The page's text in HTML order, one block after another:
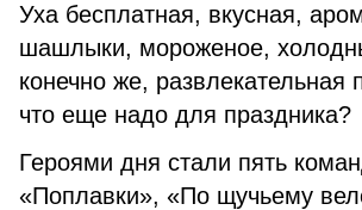
Уха бесплатная, вкусная,
шашлыки, мороженое,
конечно же, развлекательная
что еще надо для праздника?
Героями дня стали пять
«Поплавки», «По щучьему